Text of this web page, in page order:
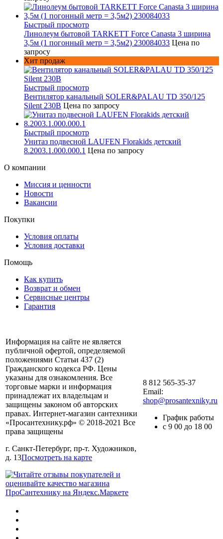
Быстрый просмотр
Линолеум бытовой TARKETT Force Canasta 3 ширина
3,5м (1 погонный метр = 3,5м2) 230084033 Цена по
запросу
Хит продаж
Быстрый просмотр
Вентилятор канальный SOLER&PALAU TD 350/125
Silent 230В Цена по запросу
Быстрый просмотр
Унитаз подвесной LAUFEN Florakids детский
8.2003.1.000.000.1 Цена по запросу
О компании
Миссия и ценности
Новости
Вакансии
Покупки
Условия оплаты
Условия доставки
Помощь
Как купить
Возврат и обмен
Сервисные центры
Гарантия
Информация на сайте не является
публичной офертой, определяемой
положениями Статьи 437 (2)
Гражданского кодекса РФ. Цены
указаны для ознакомления. Все
торговые марки и информация
принадлежат их владельцам и
защищены законом об авторских
правах. Интернет-магазин сантехники
«Просантехнику.рф» © 2018-2021 Все
права защищены
г. Санкт-Петербург, пр-т. Художников,
д. 13Посмотреть на карте
8 812 565-35-37
Email:
shop@prosantexniky.ru
График работы
с 9 00 до 18 00